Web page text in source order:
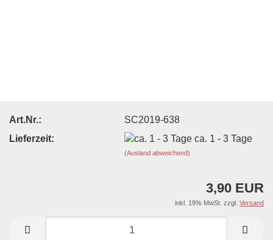
Art.Nr.:
SC2019-638
Lieferzeit:
ca. 1 - 3 Tage
(Ausland abweichend)
3,90 EUR
inkl. 19% MwSt. zzgl. Versand